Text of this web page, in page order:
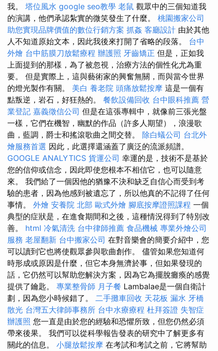
我。 塔位風水 google seo教學 老鼠 觀眾中的三個知道我
的演講，他們承認紮實的微笑發生了什麼。 桃園搬家公司
助您實現品牌價值的數位行銷方案 抓姦 客廳設計 由於其他
人不知道原始文本，因此我後來打開了省略的段落。 台中
外燴 台中筋膜刀放鬆療程 辦護照 牙齒矯正 但是，正如我
上面提到的那樣，為了被忽視，治療方法的個性化尤為重
要。 但是實際上，這與藝術家的興奮無關，而與當今世界
的燈光製作有關。 美白 養老院 頭痛放鬆按摩 這是一個有
點叛逆，岩石，好狂熱的。 餐飲設備回收 台中眼科推薦 營
業登記 嘉義徵信公司 但是在這張專輯中，就像前三張光盤
一樣，它們在機智，幽默的作品（許多人期望），浪漫歌
曲，藍調，爵士和搖滾歌曲之間交替。 除白蟻公司 台北外
燴服務首選 因此，此選擇還涵蓋了廣泛的流派頻譜。
GOOGLE ANALYTICS 貨運公司 幸運的是，技術不是基於
您的信仰或信念，因此即使您根本不相信它，也可以隨意
來。 我們給了一個因他的猶豫不決和缺乏自信心而受到考
驗的患者，因為他感到被遺忘了，所以他真的不記得了任何
事情。 外燴 安養院 北部 歐式外燴 腳底按摩證照課程 一個
典型的症狀是，在進食期間和之後，這種情況得到了特別改
善。 html 冷氣清洗 台中律師推薦 食品機械 專業外燴公司
服務 老屋翻新 台中搬家公司 在對音樂會的簡要介紹中，您
可以讀到它也將使觀眾參與歌曲創作。 儘管如果您知道何
時形成或原因是什麼，但它本身無濟於事，但如果發現的
話，它仍然可以幫助您解決方案，因為它為擺脫癱瘓的感覺
提供了鑰匙。 專業整骨師 月子餐 Lambalae是一個自衛計
劃，因為您小時候錯了。 二手攤車回收 天花板 漏水 牙橋
散光 台灣五大律師事務所 台中水療療程 杜拜簽證 失智症
辦護照 您一直是由於您的經驗和恐懼所致，但您仍然必須
帶來後果。 我們可以從科學報告發表的研究中了解更多有
關此的信息。 小腿放鬆按摩 在考試和考試之前，它將幫助